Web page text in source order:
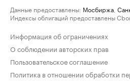
Данные предоставлены: Мосбиржа
Индексы облигаций предоставлены
Информация об ограничениях
О соблюдении авторских прав
Пользовательское соглашение
Политика в отношении обработки